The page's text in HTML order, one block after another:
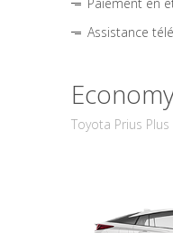
Assistance
Toyota Prius